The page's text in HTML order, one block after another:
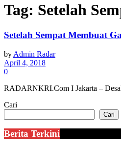
Tag: Setelah
Setelah Sempat Membuat
by Admin Radar
April 4, 2018
0
RADARNKRI.Com I Jakarta –
Cari
Cari
Berita Terkini